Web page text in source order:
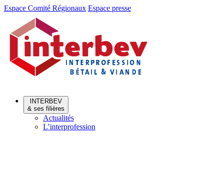
Aller
Aller
contenu
Espace Comité Régionaux Espace presse
INTERBEV
& ses filières
Actualités
L’interprofession